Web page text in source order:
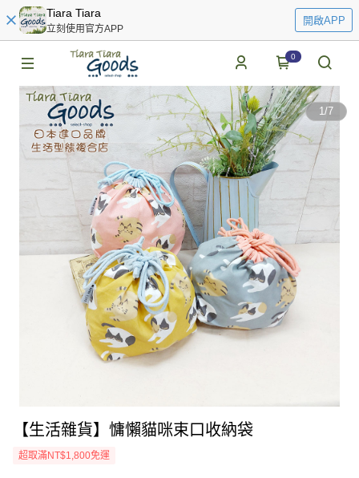
Tiara Tiara
立刻使用官方APP
開啟APP
0
1/7
【生活雜貨】慵懶貓咪束口收納袋
超取滿NT$1,800免運